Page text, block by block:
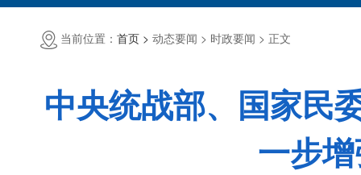
当前位置： 首页 > 动态要闻 > 时政要闻 > 正文
中央统战部、国家民
一步